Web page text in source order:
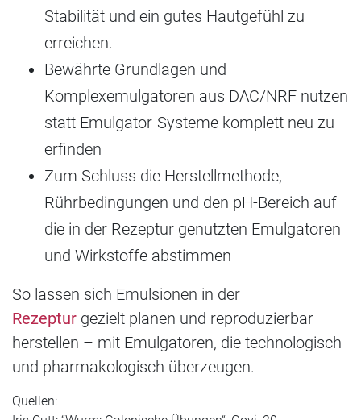
Stabilität und ein gutes Hautgefühl zu
erreichen.
Bewährte Grundlagen und
Komplexemulgatoren aus DAC/NRF nutzen
statt Emulgator-Systeme komplett neu zu
erfinden
Zum Schluss die Herstellmethode,
Rührbedingungen und den pH-Bereich auf
die in der Rezeptur genutzten Emulgatoren
und Wirkstoffe abstimmen
So lassen sich Emulsionen in der
Rezeptur gezielt planen und reproduzierbar
herstellen – mit Emulgatoren, die technologisch
und pharmakologisch überzeugen.
Quellen: